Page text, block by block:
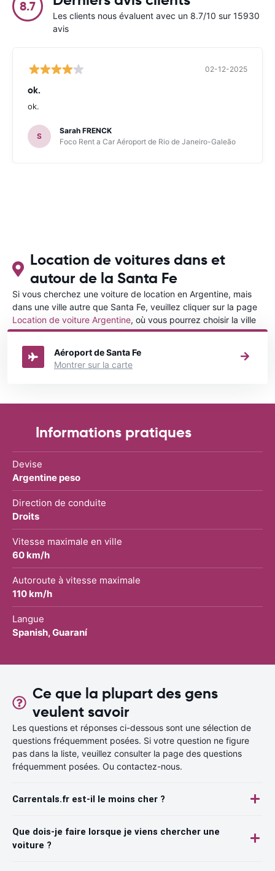
8.7
Les clients nous évaluent avec un 8.7/10 sur 15930
avis
02-12-2025
ok.
ok.
S
Sarah FRENCK
Foco Rent a Car Aéroport de Rio de Janeiro-Galeão
Location de voitures dans et
autour de la Santa Fe
Si vous cherchez une voiture de location en Argentine, mais
dans une ville autre que Santa Fe, veuillez cliquer sur la page
Location de voiture Argentine, où vous pourrez choisir la ville
dans le Argentine où vous souhaitez louer une voiture.
Aéroport de Santa Fe
Montrer sur la carte
Informations pratiques
Devise
Argentine peso
Direction de conduite
Droits
Vitesse maximale en ville
60 km/h
Autoroute à vitesse maximale
110 km/h
Langue
Spanish, Guaraní
Ce que la plupart des gens
veulent savoir
Les questions et réponses ci-dessous sont une sélection de
questions fréquemment posées. Si votre question ne figure
pas dans la liste, veuillez consulter la page des questions
fréquemment posées. Ou contactez-nous.
Carrentals.fr est-il le moins cher ?
Que dois-je faire lorsque je viens chercher une
voiture ?